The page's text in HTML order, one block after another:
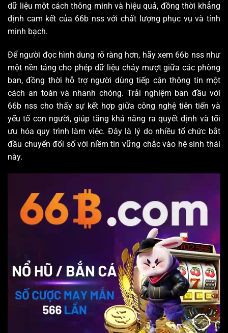
dữ liệu một cách thông minh và hiệu quả, đồng thời khẳng
định cam kết của 66b nss với chất lượng phục vụ và tính
minh bạch.
Để người đọc hình dung rõ ràng hơn, hãy xem 66b nss như
một nền tảng cho phép dữ liệu chảy mượt giữa các phòng
ban, đồng thời hỗ trợ người dùng tiếp cận thông tin một
cách an toàn và nhanh chóng. Trải nghiệm ban đầu với
66b nss cho thấy sự kết hợp giữa công nghệ tiên tiến và
yếu tố con người, giúp tăng khả năng ra quyết định và tối
ưu hóa quy trình làm việc. Đây là lý do nhiều tổ chức bắt
đầu chuyển đổi số với niềm tin vững chắc vào hệ sinh thái
này.